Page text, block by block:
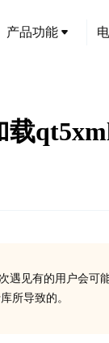
产品功能
载
见有的用户会可
所导致的。